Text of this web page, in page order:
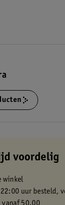
voordelig
winkel
uur besteld,